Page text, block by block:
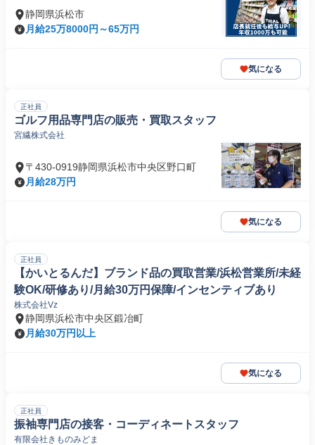
静岡県浜松市
月給25万8000円～65万円
気になる
正社員
ゴルフ用品専門店の販売・買取スタッフ
宮繊株式会社
〒430-0919静岡県浜松市中央区野口町
月給28万円
気になる
正社員
【かいとるんだ】ブランド品の買取営業/浜松営業所/未経
験OK/研修あり/月給30万円保障/インセンティブあり
株式会社Vz
静岡県浜松市中央区鍛冶町
月給30万円以上
気になる
正社員
振袖専門店の接客・コーディネートスタッフ
有限会社きものみどま